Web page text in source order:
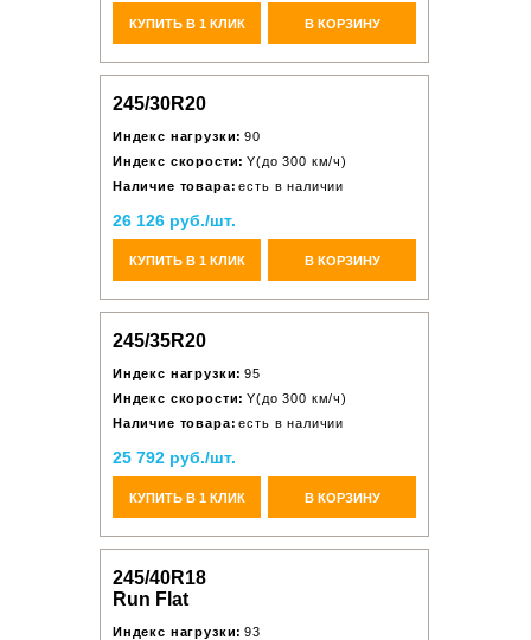
КУПИТЬ В 1 КЛИК В КОРЗИНУ
245/30R20
Индекс нагрузки: 90
Индекс скорости: Y(до 300 км/ч)
Наличие товара: есть в наличии
26 126 руб./шт.
КУПИТЬ В 1 КЛИК В КОРЗИНУ
245/35R20
Индекс нагрузки: 95
Индекс скорости: Y(до 300 км/ч)
Наличие товара: есть в наличии
25 792 руб./шт.
КУПИТЬ В 1 КЛИК В КОРЗИНУ
245/40R18
Run Flat
Индекс нагрузки: 93